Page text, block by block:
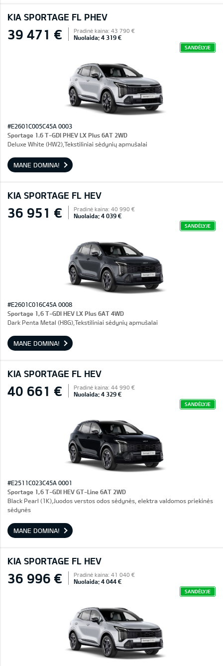
KIA SPORTAGE FL PHEV
39 471 € Pradinė kaina: 43 790 €
Nuolaida: 4 319 €
SANDĖLYJE
#E2601C005C45A 0003
Sportage 1.6 T-GDI PHEV LX Plus 6AT 2WD
Deluxe White (HW2),Tekstiliniai sėdynių apmušalai
MANE DOMINA!
KIA SPORTAGE FL HEV
36 951 € Pradinė kaina: 40 990 €
Nuolaida: 4 039 €
SANDĖLYJE
#E2601C016C45A 0008
Sportage 1,6 T-GDI HEV LX Plus 6AT 4WD
Dark Penta Metal (H8G),Tekstiliniai sėdynių apmušalai
MANE DOMINA!
KIA SPORTAGE FL HEV
40 661 € Pradinė kaina: 44 990 €
Nuolaida: 4 329 €
SANDĖLYJE
#E2511C023C45A 0001
Sportage 1,6 T-GDI HEV GT-Line 6AT 2WD
Black Pearl (1K),Juodos verstos odos sėdynės, elektra valdomos priekinės
sėdynės
MANE DOMINA!
KIA SPORTAGE FL HEV
36 996 € Pradinė kaina: 41 040 €
Nuolaida: 4 044 €
SANDĖLYJE